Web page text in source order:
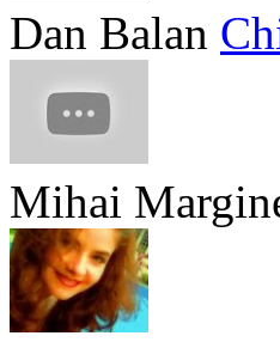
Dan Balan
Mihai